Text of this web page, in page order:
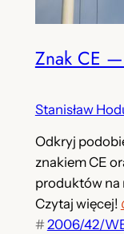
Znak CE
Stanisław
Odkryj
znakiem CE
produktów na
Czytaj więcej!
#2006/42/